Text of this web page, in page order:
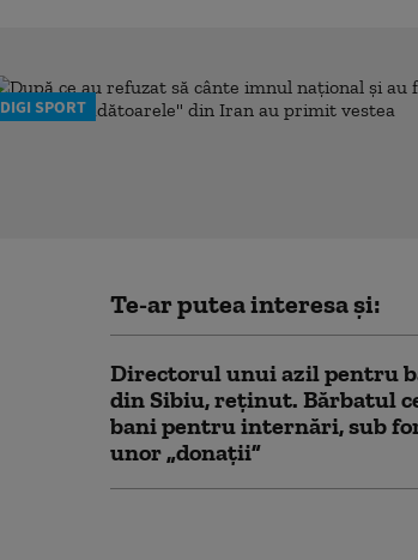
DIGI SPORT
Te-ar putea interesa și:
Directorul unui azil pentru
din Sibiu, reținut. Bărbatul
bani pentru internări, sub
unor „donații”